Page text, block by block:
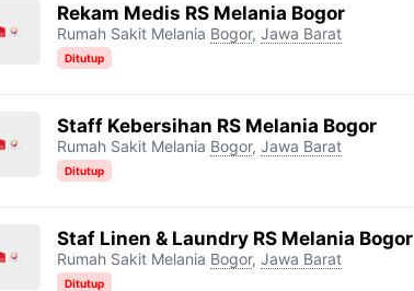
Rekam Medis RS Melania Bogor
Rumah Sakit Melania Bogor, Jawa Barat
Ditutup
Staff Kebersihan RS Melania Bogor
Rumah Sakit Melania Bogor, Jawa Barat
Ditutup
Staf Linen & Laundry RS Melania Bogor
Rumah Sakit Melania Bogor, Jawa Barat
Ditutup